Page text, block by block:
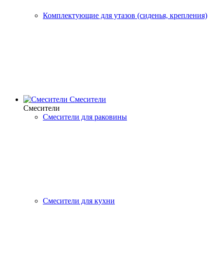
Комплектующие для утазов (сиденья, крепления)
Смесители
Смесители
Смесители для раковины
Смесители для кухни